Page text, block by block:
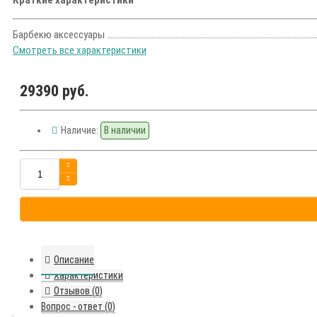
Барбекю аксессуары
Смотреть все характеристики
29390 руб.
Наличие: В наличии
Описание
Характеристики
Отзывов (0)
Вопрос - ответ (0)